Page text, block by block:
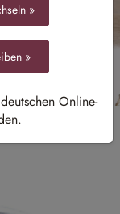
»
»
Online-